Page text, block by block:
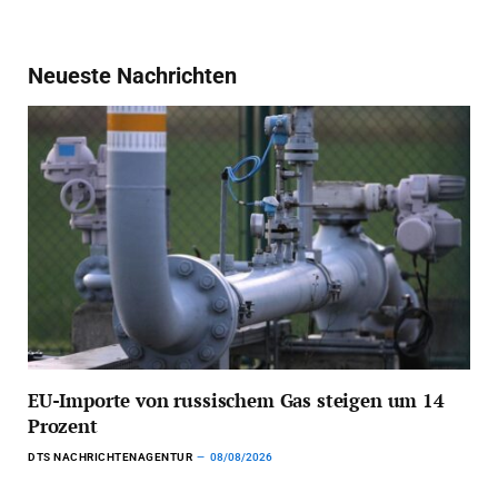
Neueste Nachrichten
EU-Importe von russischem Gas steigen um 14
Prozent
DTS NACHRICHTENAGENTUR 08/08/2026